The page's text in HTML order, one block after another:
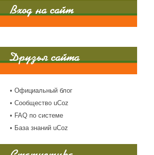
Вход на сайт
Друзья сайта
Официальный блог
Сообщество uCoz
FAQ по системе
База знаний uCoz